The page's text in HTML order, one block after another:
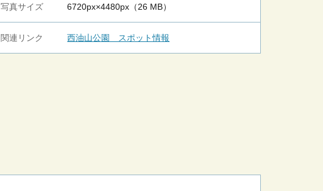
写真サイズ 6720px×4480px（26 MB）
関連リンク 西油山公園 スポット情報